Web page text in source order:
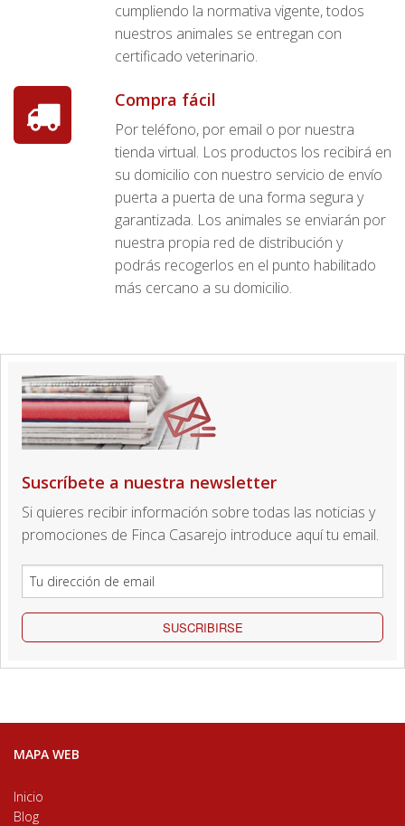
cumpliendo la normativa vigente, todos
nuestros animales se entregan con
certificado veterinario.
Compra fácil
Por teléfono, por email o por nuestra
tienda virtual. Los productos los recibirá en
su domicilio con nuestro servicio de envío
puerta a puerta de una forma segura y
garantizada. Los animales se enviarán por
nuestra propia red de distribución y
podrás recogerlos en el punto habilitado
más cercano a su domicilio.
Suscríbete a nuestra newsletter
Si quieres recibir información sobre todas las noticias y
promociones de Finca Casarejo introduce aquí tu email.
SUSCRIBIRSE
MAPA WEB
Inicio
Blog